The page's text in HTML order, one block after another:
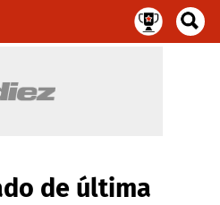
de última